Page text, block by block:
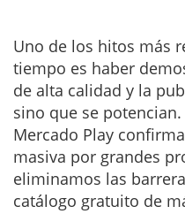
Uno de los hitos más
tiempo es haber
de alta calidad y la
sino que se
Mercado Play
masiva por grandes
eliminamos las
catálogo gratuito de